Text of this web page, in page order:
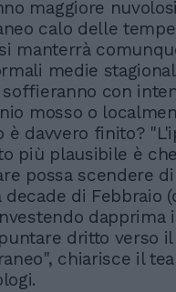
maggiore
calo delle
manterrà
medie
soffieranno con
mosso o
è davvero finito?
più plausibile è
possa scendere
decade di Febbraio
dapprima
dritto verso
chiarisce il